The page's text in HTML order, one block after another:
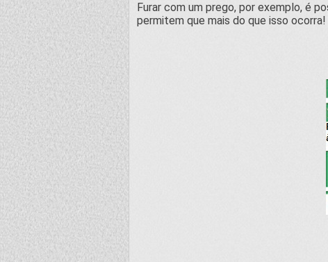
Furar com um prego, por exemplo, é
permitem que mais do que isso ocorra!